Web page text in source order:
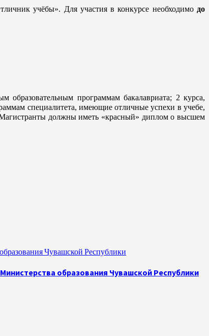
учёбы». Для участия в конкурсе необходимо до
образовательным программам бакалавриата; 2 курса,
специалитета, имеющие отличные успехи в учебе,
Магистранты должны иметь «красный» диплом о высшем
Чувашской Республики
образования Чувашской Республики